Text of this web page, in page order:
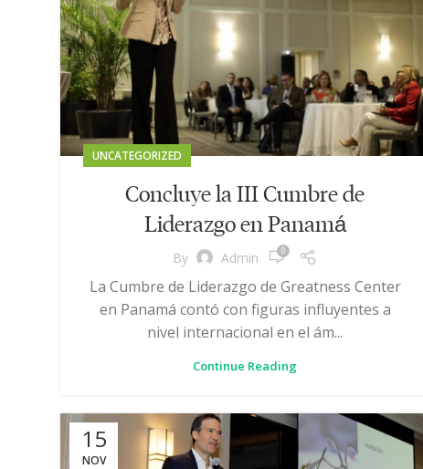
UNCATEGORIZED
Concluye la III Cumbre de
Liderazgo en Panamá
By Admin 0
La Cumbre de Liderazgo de Greatness Center
en Panamá contó con figuras influyentes a
nivel internacional en el ám...
Continue Reading
15
NOV